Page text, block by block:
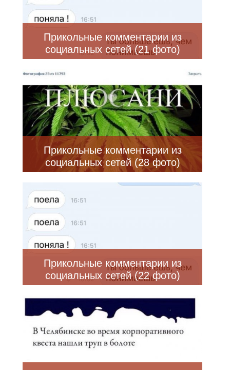
Прикольные комментарии из
социальных сетей (21 фото)
Прикольные комментарии из
социальных сетей (28 фото)
Прикольные комментарии из
социальных сетей (22 фото)